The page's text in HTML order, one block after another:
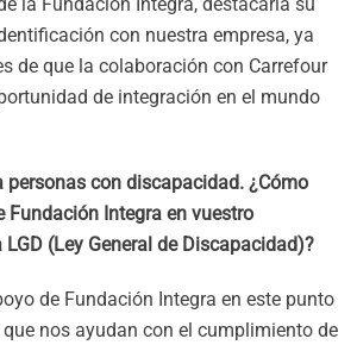
la Fundación Integra, destacaría su
con nuestra empresa, ya
de que la colaboración con Carrefour
de integración en el mundo
personas con discapacidad. ¿Cómo
Fundación Integra en vuestro
(Ley General de Discapacidad)?
de Fundación Integra en este punto
nos ayudan con el cumplimiento de